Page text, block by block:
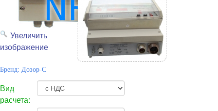
Увеличить
изображение
Бренд: Дозор-С
Вид
расчета: